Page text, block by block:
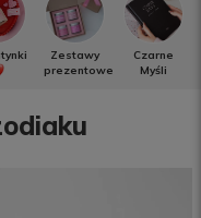
Zestawy
prezentowe
Czarne
Myśli